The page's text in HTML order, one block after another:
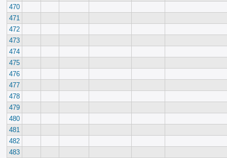
470
471
472
473
474
475
476
477
478
479
480
481
482
483